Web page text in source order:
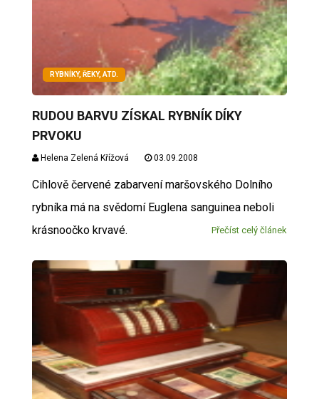
RYBNÍKY, ŘEKY, ATD.
RUDOU BARVU ZÍSKAL RYBNÍK DÍKY
PRVOKU
Helena Zelená Křížová 03.09.2008
Cihlově červené zabarvení maršovského Dolního
rybníka má na svědomí Euglena sanguinea neboli
krásnoočko krvavé.
Přečíst celý článek